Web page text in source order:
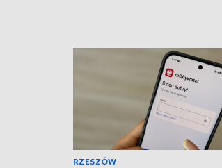
RZESZÓW